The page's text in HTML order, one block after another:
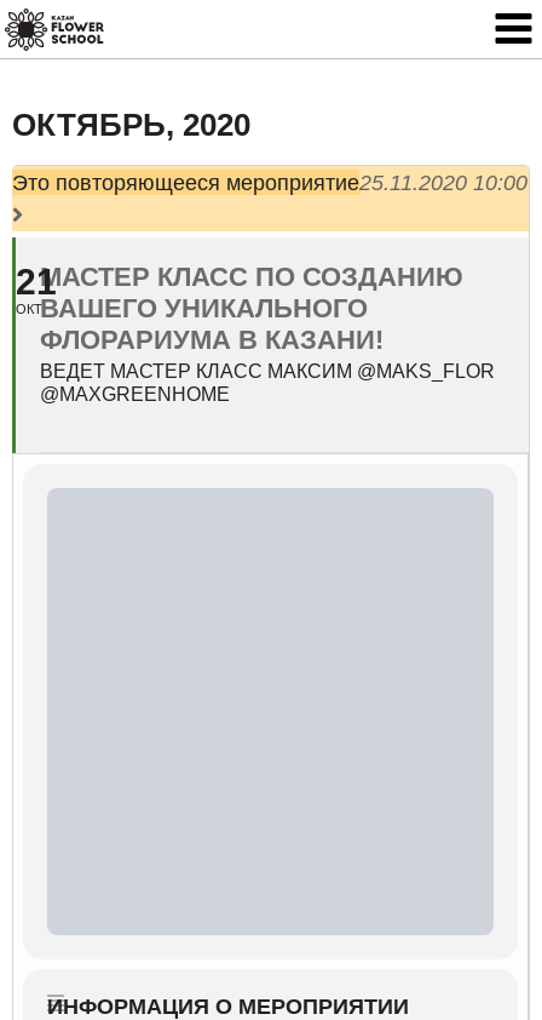
ОКТЯБРЬ, 2020
Это повторяющееся мероприятие25.11.2020 10:00
21
ОКТ
МАСТЕР КЛАСС ПО СОЗДАНИЮ
ВАШЕГО УНИКАЛЬНОГО
ФЛОРАРИУМА В КАЗАНИ!
ВЕДЕТ МАСТЕР КЛАСС МАКСИМ @MAKS_FLOR
@MAXGREENHOME
ИНФОРМАЦИЯ О МЕРОПРИЯТИИ